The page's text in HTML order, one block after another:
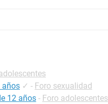
años ✓ - Foro sexualidad
12 años - Foro adolescentes